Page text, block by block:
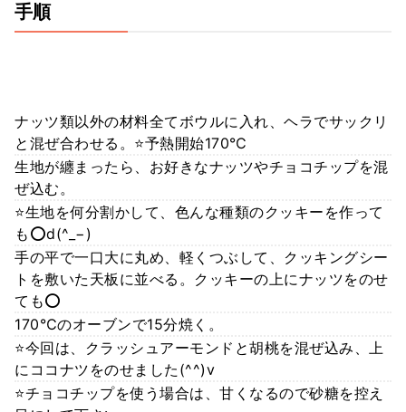
手順
ナッツ類以外の材料全てボウルに入れ、ヘラでサックリ
と混ぜ合わせる。⭐予熱開始170℃
生地が纏まったら、お好きなナッツやチョコチップを混
ぜ込む。
⭐生地を何分割かして、色んな種類のクッキーを作って
も⭕d(^_−)
手の平で一口大に丸め、軽くつぶして、クッキングシー
トを敷いた天板に並べる。クッキーの上にナッツをのせ
ても⭕
170℃のオーブンで15分焼く。
⭐今回は、クラッシュアーモンドと胡桃を混ぜ込み、上
にココナツをのせました(^^)v
⭐チョコチップを使う場合は、甘くなるので砂糖を控え